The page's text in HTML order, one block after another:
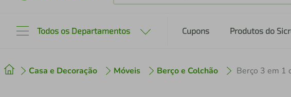
Todos os Departamentos Cupons Produtos do
Casa e Decoração Móveis Berço e Colchão
º cafeteira